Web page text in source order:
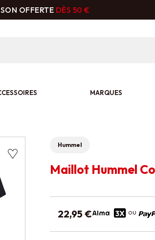
OFFERTE DÈS 50 €
MARQUES
Hummel
Maillot Hummel
22,95 € ou